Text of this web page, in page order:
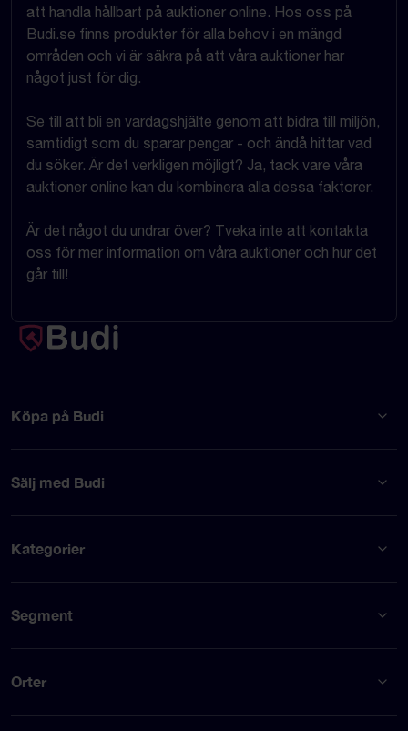
att handla hållbart på auktioner online. Hos oss på
Budi.se finns produkter för alla behov i en mängd
områden och vi är säkra på att våra auktioner har
något just för dig.
Se till att bli en vardagshjälte genom att bidra till miljön,
samtidigt som du sparar pengar - och ändå hittar vad
du söker. Är det verkligen möjligt? Ja, tack vare våra
auktioner online kan du kombinera alla dessa faktorer.
Är det något du undrar över? Tveka inte att kontakta
oss för mer information om våra auktioner och hur det
går till!
Köpa på Budi
Sälj med Budi
Kategorier
Segment
Orter